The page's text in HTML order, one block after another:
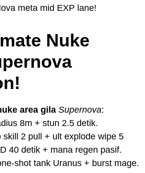
meta mid EXP lane!
Nuke
area gila Supernova:
8m + stun 2.5 detik.
skill 2 pull + ult explode wipe 5
40 detik + mana regen pasif.
shot tank Uranus + burst mage.